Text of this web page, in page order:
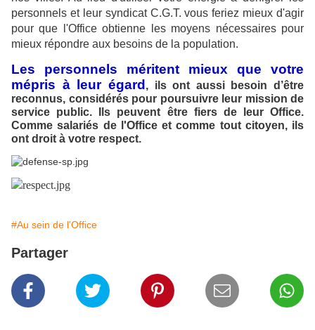
personnels et leur syndicat C.G.T. vous feriez mieux d'agir
pour que l'Office obtienne les moyens nécessaires pour
mieux répondre aux besoins de la population.
Les personnels méritent mieux que votre
mépris à leur égard, ils ont aussi besoin d’être
reconnus, considérés pour poursuivre leur mission de
service public. Ils peuvent être fiers de leur Office.
Comme salariés de l'Office et comme tout citoyen, ils
ont droit à votre respect.
#Au sein de l'Office
Partager